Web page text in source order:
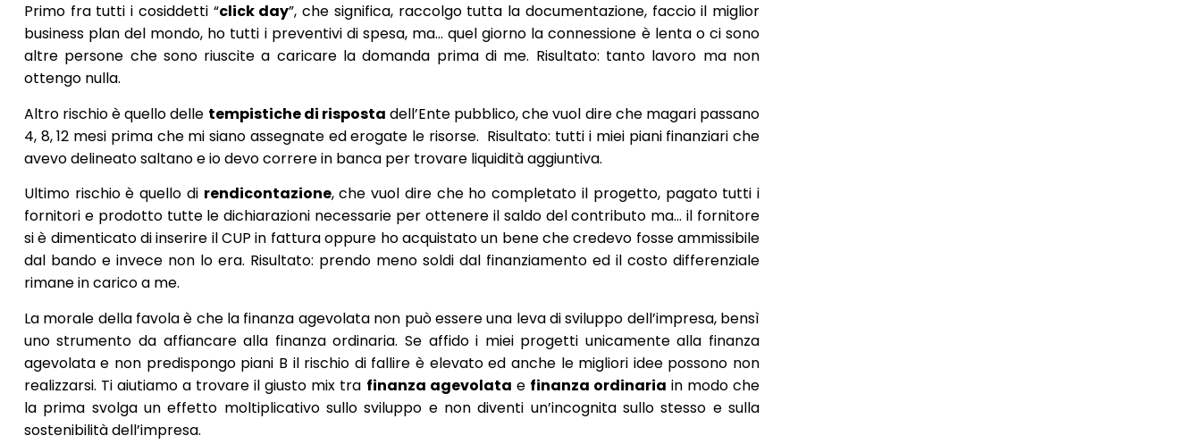
Primo fra tutti i cosiddetti “click day”, che significa, raccolgo tutta la documentazione, faccio il miglior
business plan del mondo, ho tutti i preventivi di spesa, ma… quel giorno la connessione è lenta o ci sono
altre persone che sono riuscite a caricare la domanda prima di me. Risultato: tanto lavoro ma non
ottengo nulla.
Altro rischio è quello delle tempistiche di risposta dell’Ente pubblico, che vuol dire che magari passano
4, 8, 12 mesi prima che mi siano assegnate ed erogate le risorse. Risultato: tutti i miei piani finanziari che
avevo delineato saltano e io devo correre in banca per trovare liquidità aggiuntiva.
Ultimo rischio è quello di rendicontazione, che vuol dire che ho completato il progetto, pagato tutti i
fornitori e prodotto tutte le dichiarazioni necessarie per ottenere il saldo del contributo ma… il fornitore
si è dimenticato di inserire il CUP in fattura oppure ho acquistato un bene che credevo fosse ammissibile
dal bando e invece non lo era. Risultato: prendo meno soldi dal finanziamento ed il costo differenziale
rimane in carico a me.
La morale della favola è che la finanza agevolata non può essere una leva di sviluppo dell’impresa, bensì
uno strumento da affiancare alla finanza ordinaria. Se affido i miei progetti unicamente alla finanza
agevolata e non predispongo piani B il rischio di fallire è elevato ed anche le migliori idee possono non
realizzarsi. Ti aiutiamo a trovare il giusto mix tra finanza agevolata e finanza ordinaria in modo che
la prima svolga un effetto moltiplicativo sullo sviluppo e non diventi un’incognita sullo stesso e sulla
sostenibilità dell’impresa.